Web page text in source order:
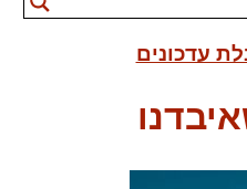
עדכונים